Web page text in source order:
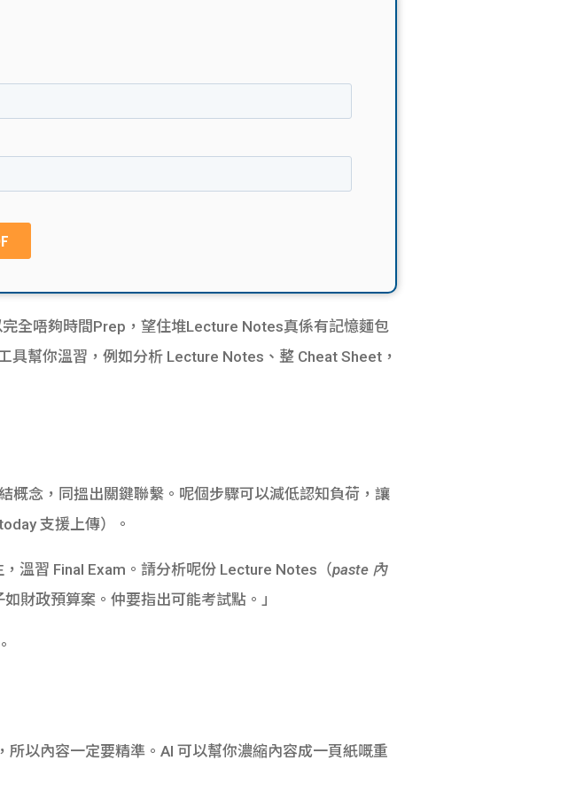
全唔夠時間Prep，望住堆Lecture Notes真係有記憶麵包
具幫你溫習，例如分析 Lecture Notes、整 Cheat Sheet，
概念，同搵出關鍵聯繫。呢個步驟可以減低認知負荷，讓
支援上傳）。
溫習 Final Exam。請分析呢份 Lecture Notes（paste 內
財政預算案。仲要指出可能考試點。」
以內容一定要精準。AI 可以幫你濃縮內容成一頁紙嘅重